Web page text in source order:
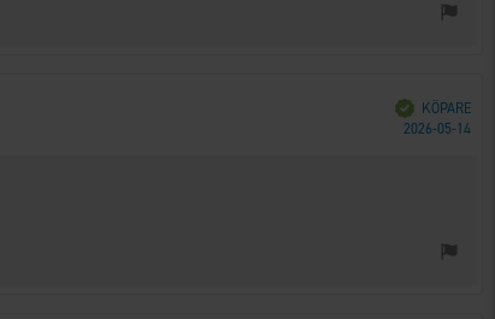
Bekräftad
KÖPARE
2026-05-14